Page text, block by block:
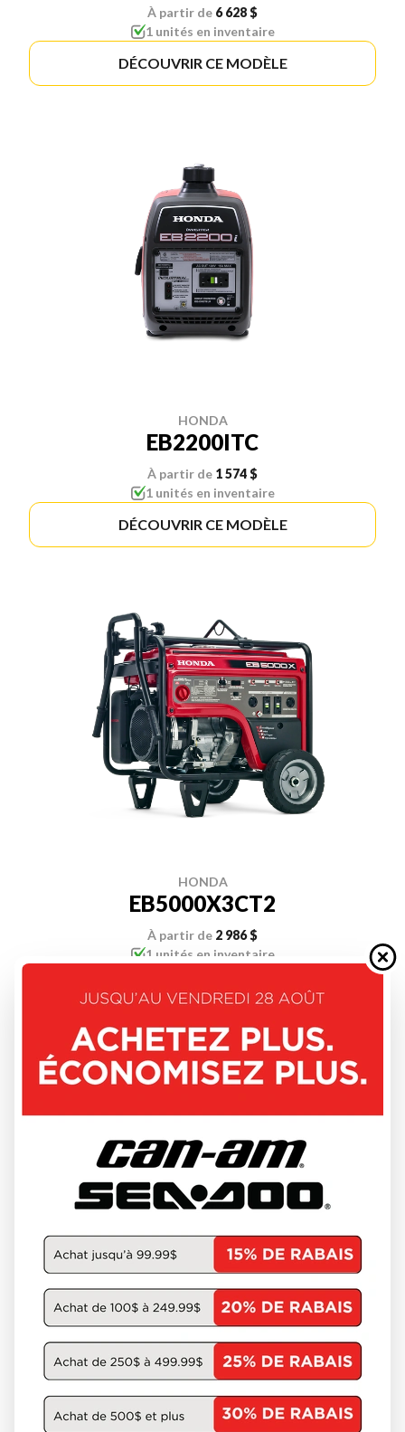
À partir de 6 628 $
1 unités en inventaire
DÉCOUVRIR CE MODÈLE
HONDA
EB2200ITC
À partir de 1 574 $
1 unités en inventaire
DÉCOUVRIR CE MODÈLE
HONDA
EB5000X3CT2
À partir de 2 986 $
1 unités en inventaire
HONDA
EB6500XCT2
À partir de3 498 $
1 unités en inventaire